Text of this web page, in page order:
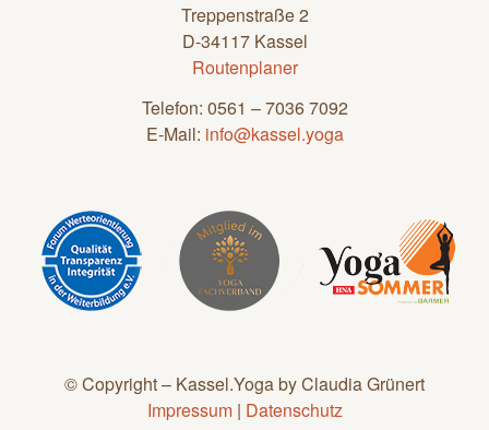
Treppenstraße 2
D-34117 Kassel
Routenplaner
Telefon: 0561 – 7036 7092
E-Mail: info@kassel.yoga
© Copyright – Kassel.Yoga by Claudia Grünert
Impressum| Datenschutz